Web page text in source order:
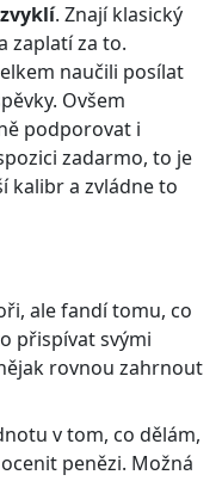
. Znají klasický
zaplatí za to.
naučili posílat
Ovšem
podporovat i
zadarmo, to je
kalibr a zvládne to
ale fandí tomu, co
přispívat svými
rovnou zahrnout
v tom, co dělám,
penězi. Možná